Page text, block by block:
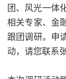
团、风光一体
相关专家、金
跟团调研。申
动，请您联系